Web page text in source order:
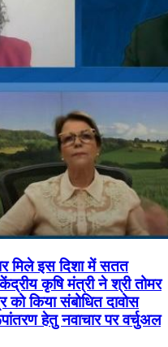
मिले इस दिशा में सतत
कृषि मंत्री ने श्री तोमर
किया संबोधित दावोस
हेतु नवाचार पर वर्चुअल